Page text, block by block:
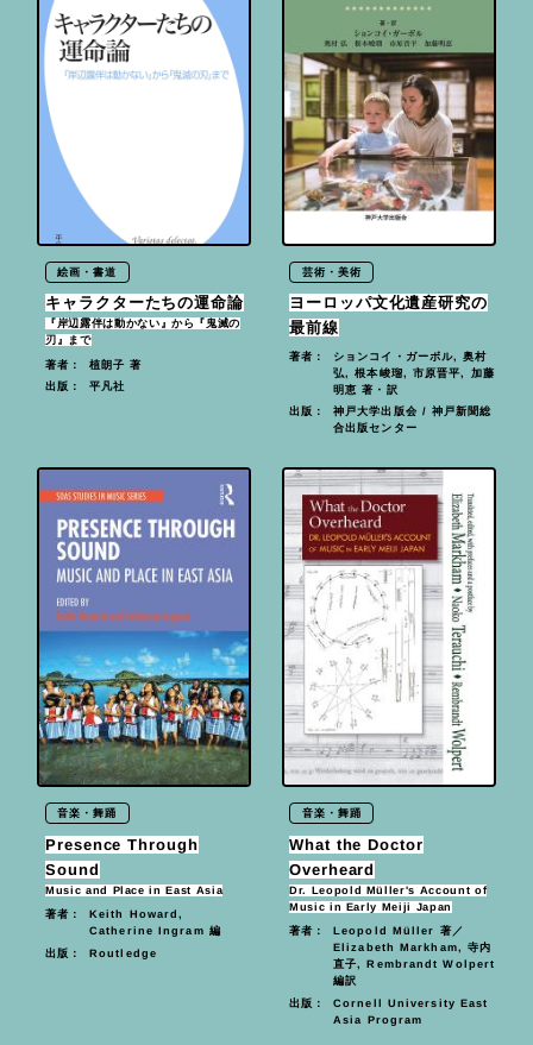
絵画・書道
キャラクターたちの運命論
『岸辺露伴は動かない』から『鬼滅の
刃』まで
著者： 植朗子 著
出版： 平凡社
芸術・美術
ヨーロッパ文化遺産研究の
最前線
著者： ションコイ・ガーボル, 奥村
弘, 根本峻瑠, 市原晋平, 加藤
明恵 著・訳
出版： 神戸大学出版会 / 神戸新聞総
合出版センター
音楽・舞踊
Presence Through
Sound
Music and Place in East Asia
著者： Keith Howard,
Catherine Ingram 編
出版： Routledge
音楽・舞踊
What the Doctor
Overheard
Dr. Leopold Müller's Account of
Music in Early Meiji Japan
著者： Leopold Müller 著／
Elizabeth Markham, 寺内
直子, Rembrandt Wolpert
編訳
出版： Cornell University East
Asia Program